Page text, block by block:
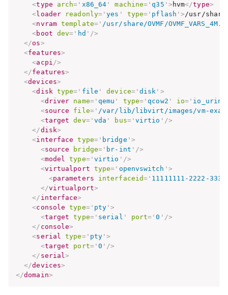
<type arch= ' x86_64 ' machine= 'q35 ' > hvm</type>
<loader readonly= 'yes ' type= ' pflash '>/usr/share/
<nvram template=' /usr/share/OVMF/
<boot dev= ' hd ' />
</os>
<features>
<acpi />
</features>
<devices>
<disk type= ' file ' device='disk ' >
<driver name=' qemu ' type= 'qcow2 ' io= ' io_uring
<source file=' /var/lib/libvirt/images/vm-
<target dev=' vda ' bus=' virtio ' />
</disk>
<interface type=' bridge ' >
<source bridge= ' br-int ' />
<model type=' virtio ' />
<virtualport type= ' openvswitch ' >
<parameters interfaceid= ' 11111111-2222-
</virtualport>
</ interface>
<console type=' pty '>
<target type=' serial ' port= '0 ' />
</ console>
<serial type=' pty '>
<target port=' 0 ' />
</ serial>
</devices>
</domain>